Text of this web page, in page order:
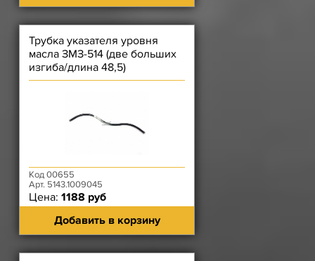
Трубка указателя уровня
масла ЗМЗ-514 (две больших
изгиба/длина 48,5)
Код 00655
Арт. 5143.1009045
Цена: 1188 руб
Добавить в корзину